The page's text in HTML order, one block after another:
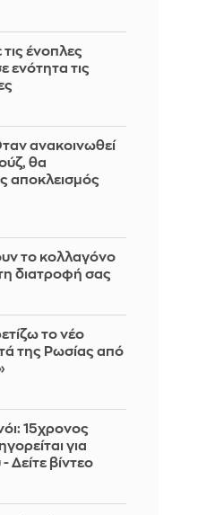
ένοπλες
ενότητα τις
ανακοινωθεί
θα
αποκλεισμός
το κολλαγόνο
διατροφή σας
το νέο
της Ρωσίας από
15χρονος
για
βίντεο